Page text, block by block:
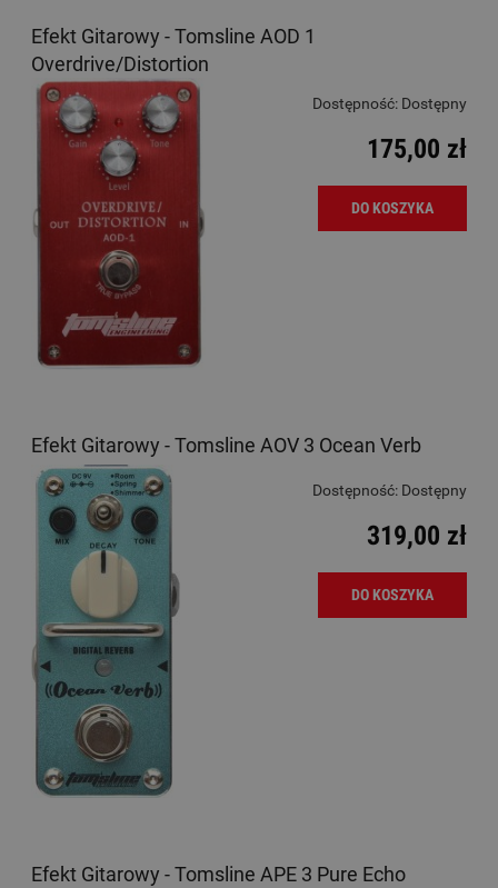
Efekt Gitarowy - Tomsline AOD 1
Overdrive/Distortion
Dostępność: Dostępny
175,00 zł
DO KOSZYKA
Efekt Gitarowy - Tomsline AOV 3 Ocean Verb
Dostępność: Dostępny
319,00 zł
DO KOSZYKA
Efekt Gitarowy - Tomsline APE 3 Pure Echo